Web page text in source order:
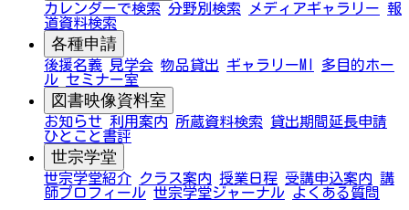
カレンダーで検索 分野別検索 メディアギャラリー 報
道資料検索
各種申請
後援名義 見学会 物品貸出 ギャラリーMI
多目的ホー
ル セミナー室
図書映像資料室
お知らせ 利用案内 所蔵資料検索
貸出期間延長申請
ひとこと書評
世宗学堂
世宗学堂紹介 クラス案内 授業日程 受講申込案内 講
師プロフィール 世宗学堂ジャーナル よくある質問